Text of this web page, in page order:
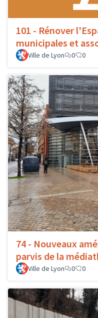
101 - Rénover
municipales et
Ville de Lyon 0 0
74 - Nouveaux
parvis de la
Ville de Lyon 0 0